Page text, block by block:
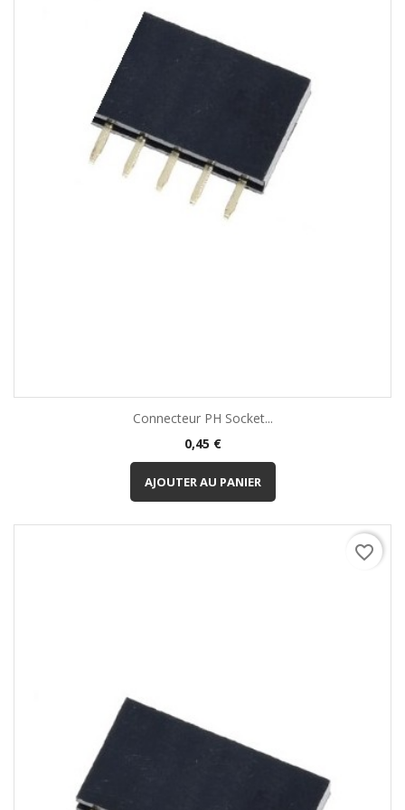
Connecteur PH Socket...
Prix
0,45 €
AJOUTER AU PANIER
favorite_border